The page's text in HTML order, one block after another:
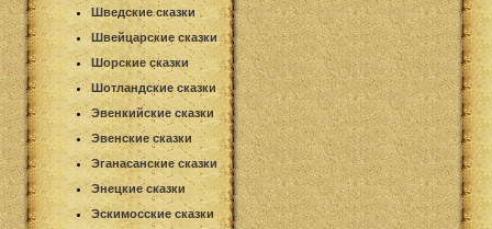
Шведские сказки
Швейцарские сказки
Шорские сказки
Шотландские сказки
Эвенкийские сказки
Эвенские сказки
Эганасанские сказки
Энецкие сказки
Эскимосские сказки